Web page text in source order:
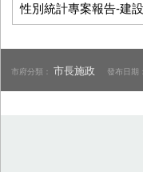
性別統計專案報告-建
市府分類： 市長施政 發布日期